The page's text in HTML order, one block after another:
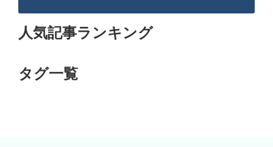
人気記事ランキング
タグ一覧